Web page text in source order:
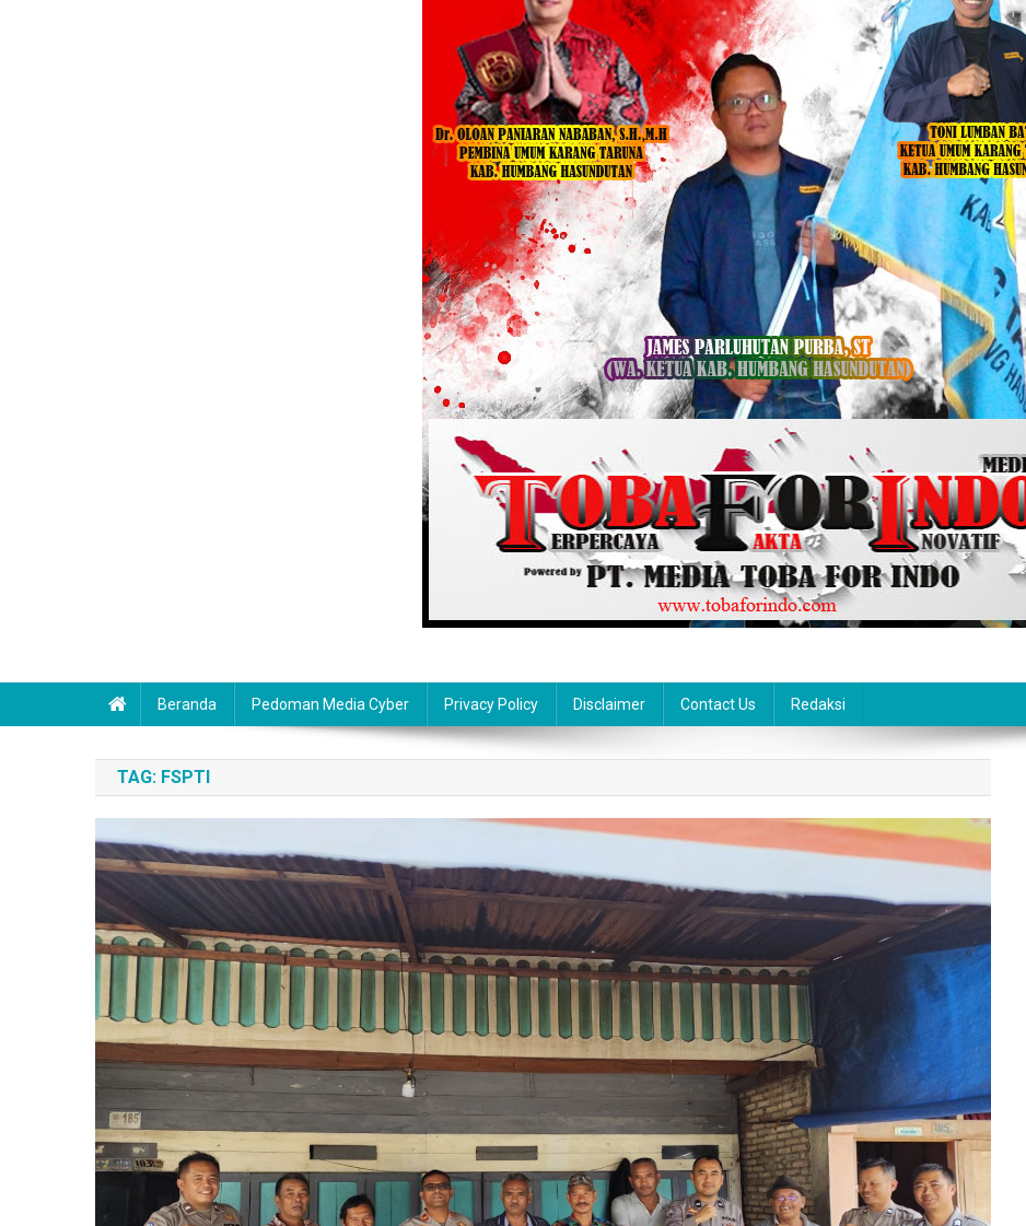
Beranda Pedoman Media Cyber Privacy Policy Disclaimer Contact Us Redaksi
TAG: FSPTI